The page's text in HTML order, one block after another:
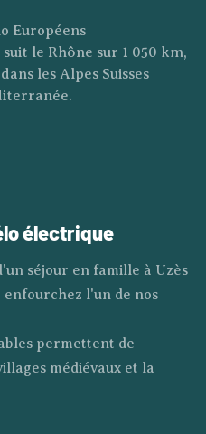
Européens
le Rhône sur 1 050 km,
les Alpes Suisses
électrique
séjour en famille à Uzès
l'un de nos
permettent de
médiévaux et la